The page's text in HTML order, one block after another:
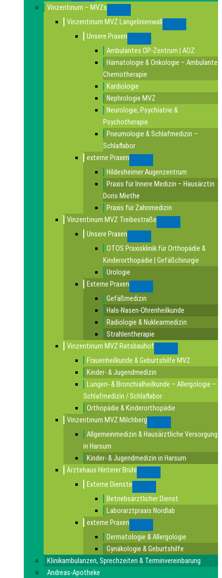
Vinzentinum – MVZs
Vinzentinum MVZ Langelinienwall
Unsere Praxen
Ambulantes OP-Zentrum | AOZ
Hämatologie & Onkologie – Ambulante
Chemotherapie
Kardiologie
Nephrologie MVZ
Neurologie, Psychiatrie &
Psychotherapie
Pneumologie & Schlafmedizin –
Schlaflabor
externe Praxen
Hildesheimer Augenzentrum
Praxis für Innere Medizin – Hausärztin
Doris Miethe
Praxis für Zahnmedizin
Vinzentinum MVZ Treibestraße
Unsere Praxen
OTOS Praxisklinik für Orthopädie &
Kinderorthopädie | Gefäßchirurgie
Urologie
Externe Praxen
Gefäßmedizin
Hals-Nasen-Ohrenheilkunde
Radiologie & Nuklearmedizin
Strahlentherapie
Vinzentinum MVZ Ratsbauhof
Frauenheilkunde & Geburtshilfe MVZ
Kinder- & Jugendmedizin
Lungen- & Bronchialheilkunde – Allergologie –
Schlafmedizin / Schlaflabor
Orthopädie & Kinderorthopädie
Vinzentinum MVZ Milchberg
Allgemeinmedizin & Hausärztliche Versorgung
in Harsum
Kinder- & Jugendmedizin in Harsum
Ärztehaus Hinterer Brühl
Externe Dienste
Betriebsärztlicher Dienst
Laborarztpraxis Nordlab
externe Praxen
Dermatologie & Allergologie
Gynäkologie & Geburtshilfe
Klinikambulanzen, Sprechzeiten & Terminvereinbarung
Andreas-Apotheke